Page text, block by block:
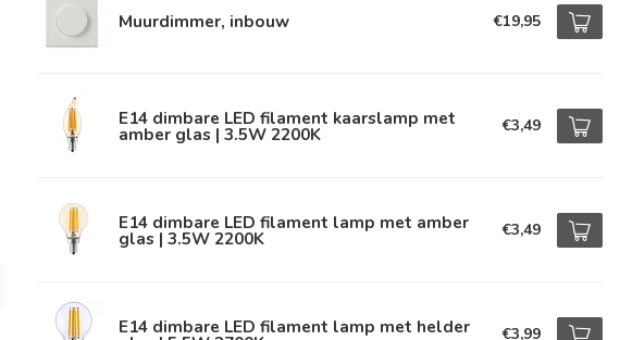
Muurdimmer, inbouw €19,95
E14 dimbare LED filament kaarslamp met
amber glas | 3.5W 2200K €3,49
E14 dimbare LED filament lamp met amber
glas | 3.5W 2200K €3,49
E14 dimbare LED filament lamp met helder €3,99